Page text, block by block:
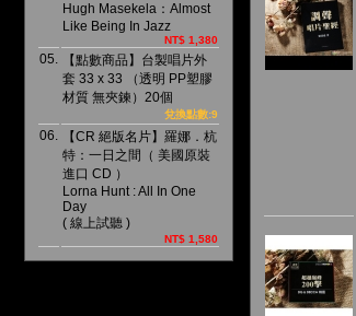
Hugh Masekela：Almost
Like Being In Jazz
NT$ 1,380
05.
【點數商品】台製唱片外
套 33 x 33 （透明 PP塑膠
材質 無夾鍊）20個
兌換點數:9
06.
【CR 絕版名片】羅娜．杭
特：一日之間（ 美國原裝
進口 CD ）
Lorna Hunt : All In One
Day
( 線上試聽 )
NT$ 1,580